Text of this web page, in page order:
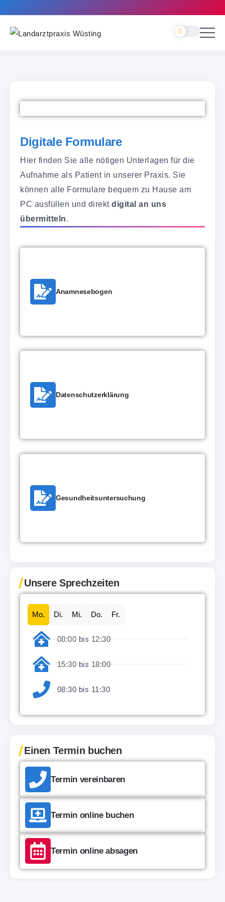
Digitale Formulare
Hier finden Sie alle nötigen Unterlagen für die
Aufnahme als Patient in unserer Praxis. Sie
können alle Formulare bequem zu Hause am
PC ausfüllen und direkt digital an uns
übermitteln
Anamnesebogen
Datenschutzerklärung
Gesundheitsuntersuchung
Unsere Sprechzeiten
Mo. Di. Mi. Do. Fr.
08:00 bis 12:30
15:30 bis 18:00
08:30 bis 11:30
Einen Termin buchen
Termin vereinbaren
Termin online buchen
Termin online absagen